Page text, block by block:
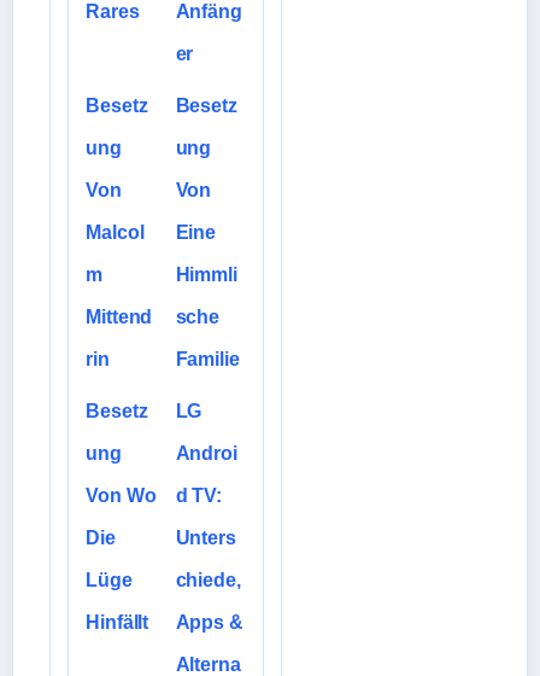
Rares Anfäng
er
Besetz
ung
Von
Malcol
m
Mittend
rin
Besetz
ung
Von
Eine
Himmli
sche
Familie
Besetz
ung
Von Wo
Die
Lüge
Hinfällt
LG
Androi
d TV:
Unters
chiede,
Apps &
Alterna